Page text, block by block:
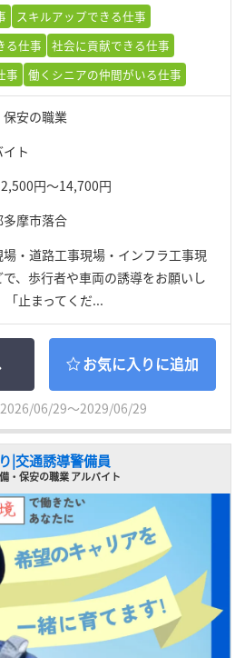
スキルアップできる仕事
る仕事
社会に貢献できる仕事
事
働くシニアの仲間がいる仕事
安の職業
ト
円～14,700円
多摩市落合
・道路工事現場・インフラ工事現
、歩行者や車両の誘導をお願いし
「止まってくだ...
お気に入りに追加
06/29～2029/06/29
|交通誘導警備員
・保安の職業 アルバイト